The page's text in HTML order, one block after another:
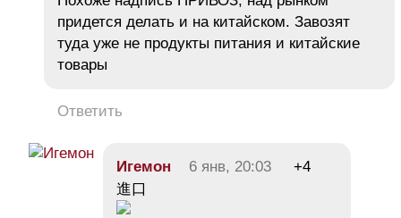
придется делать и на китайском. Завозят
туда уже не продукты питания и китайские
товары
Ответить
Игемон 6 янв, 20:03
+4
進口